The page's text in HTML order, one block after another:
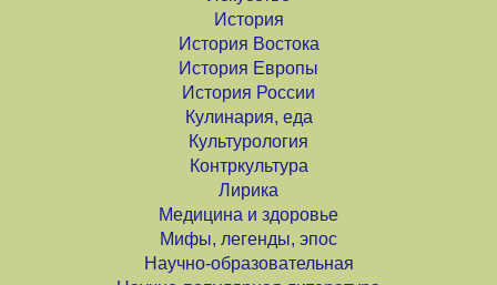
История
История Востока
История Европы
История России
Кулинария, еда
Культурология
Контркультура
Лирика
Медицина и здоровье
Мифы, легенды, эпос
Научно-образовательная